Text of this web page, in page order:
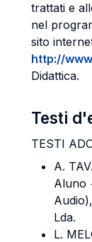
trattati e
nel
sito
http://
Didattica.
Testi
TESTI
A.
Aluno
Lda.
L.